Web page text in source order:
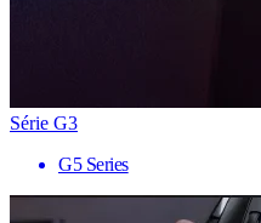
Série G3
G5 Series